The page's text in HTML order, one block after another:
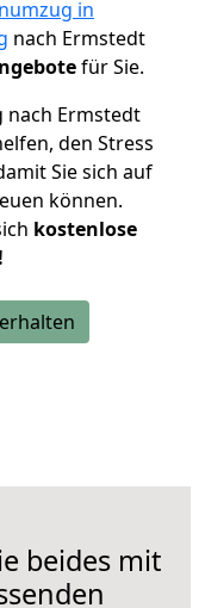
in
nach Ermstedt
für Sie.
nach Ermstedt
den Stress
Sie sich auf
können.
kostenlose
beides mit